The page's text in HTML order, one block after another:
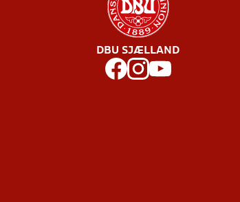
DBU SJÆLLAND